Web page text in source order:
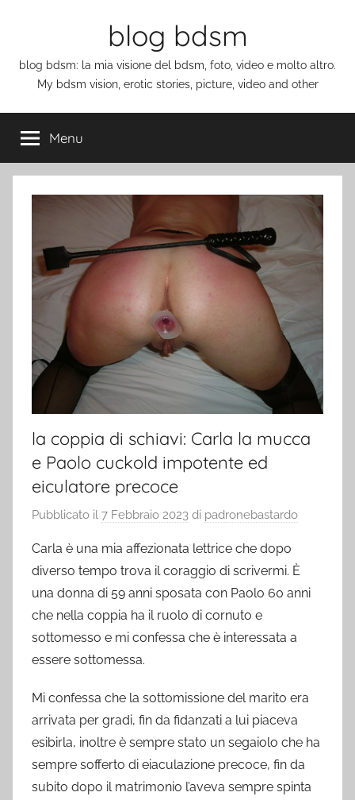
blog bdsm
blog bdsm: la mia visione del bdsm, foto, video e molto altro.
My bdsm vision, erotic stories, picture, video and other
Menu
la coppia di schiavi: Carla la mucca
e Paolo cuckold impotente ed
eiculatore precoce
Pubblicato il 7 Febbraio 2023 di padronebastardo
Carla è una mia affezionata lettrice che dopo
diverso tempo trova il coraggio di scrivermi. È
una donna di 59 anni sposata con Paolo 60 anni
che nella coppia ha il ruolo di cornuto e
sottomesso e mi confessa che è interessata a
essere sottomessa.
Mi confessa che la sottomissione del marito era
arrivata per gradi, fin da fidanzati a lui piaceva
esibirla, inoltre è sempre stato un segaiolo che ha
sempre sofferto di eiaculazione precoce, fin da
subito dopo il matrimonio l’aveva sempre spinta